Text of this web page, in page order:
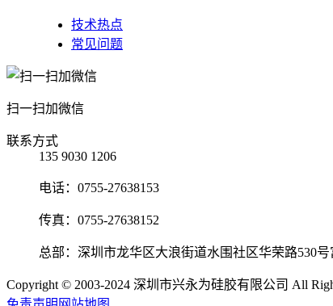
技术热点
常见问题
扫一扫加微信
联系方式
135 9030 1206
电话：0755-27638153
传真：0755-27638152
总部：深圳市龙华区大浪街道水围社区华荣路530
Copyright © 2003-2024 深圳市兴永为硅胶有限公司 All